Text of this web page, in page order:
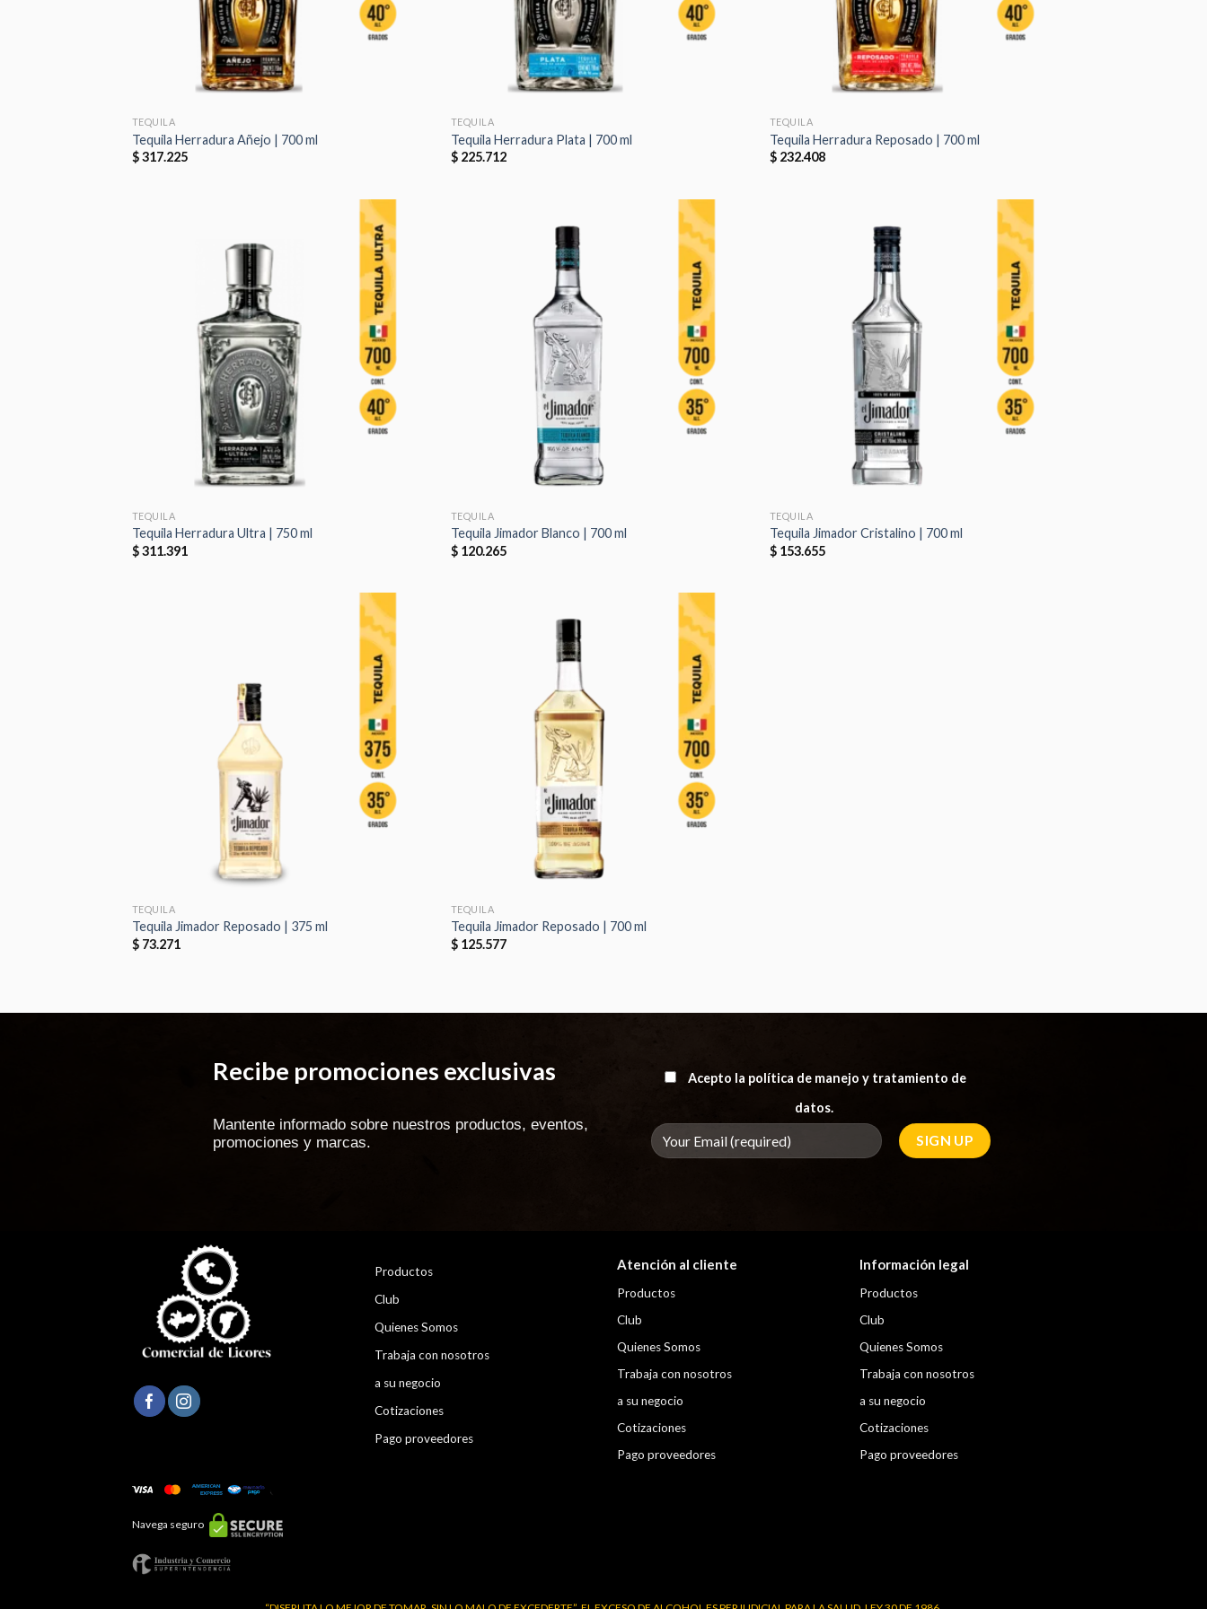
TEQUILA
Tequila Herradura Añejo | 700 ml
$317.225
TEQUILA
Tequila Herradura Plata | 700 ml
$225.712
TEQUILA
Tequila Herradura Reposado | 700 ml
$232.408
Añadir
lista de
TEQUILA
Tequila Herradura Ultra | 750 ml
$311.391
Añadir
lista de
TEQUILA
Tequila Jimador Blanco | 700 ml
$120.265
Añadir
lista de
TEQUILA
Tequila Jimador Cristalino | 700 ml
$153.655
Añadir
lista de
TEQUILA
Tequila Jimador Reposado | 375 ml
$73.271
Añadir
lista de
TEQUILA
Tequila Jimador Reposado | 700 ml
$125.577
Recibe promociones exclusivas
Mantente informado sobre nuestros productos, eventos,
promociones y marcas.
Acepto la política de manejo y tratamiento de
datos.
Navega seguro
Productos
Club
Quienes Somos
Trabaja con nosotros
a su negocio
Cotizaciones
Pago proveedores
Atención al cliente
Productos
Club
Quienes Somos
Trabaja con nosotros
a su negocio
Cotizaciones
Pago proveedores
Información legal
Productos
Club
Quienes Somos
Trabaja con nosotros
a su negocio
Cotizaciones
Pago proveedores